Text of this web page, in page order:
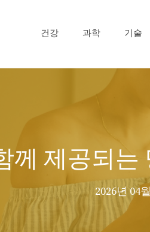
건강 과학 기술
께 제공되
2026년 04